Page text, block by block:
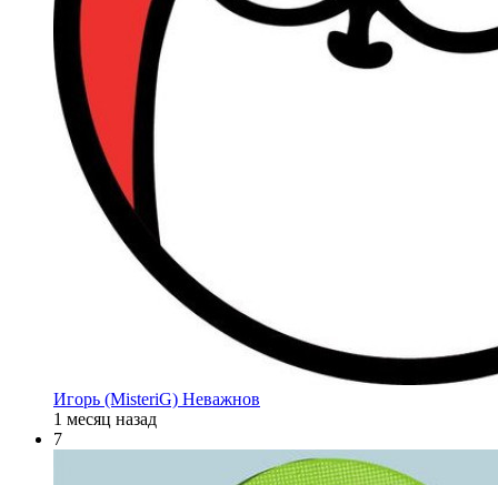
Игорь (MisteriG) Неважнов
1 месяц назад
7